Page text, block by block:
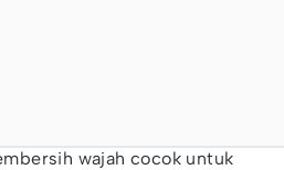
wajah cocok untuk